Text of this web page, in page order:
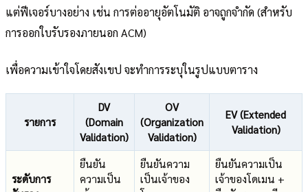
แต่ฟีเจอร์บางอย่าง เช่น การต่ออายุอัตโนมัติ อาจถูกจำกัด (สำหรับ
การออกใบรับรองภายนอก ACM)
เพื่อความเข้าใจโดยสังเขป จะทำการระบุในรูปแบบตาราง
รายการ
DV
(Domain
Validation)
OV
(Organization
Validation)
EV (Extended
Validation)
ระดับการ
ยืนยัน
ความเป็น
ยืนยันความ
เป็นเจ้าของ
ยืนยันความเป็น
เจ้าของโดเมน +